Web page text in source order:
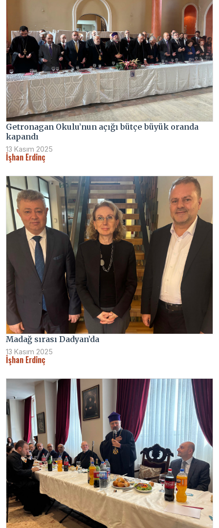
Getronagan Okulu’nun açığı bütçe büyük oranda
kapandı
13 Kasım 2025
İşhan Erdinç
Madağ sırası Dadyan’da
13 Kasım 2025
İşhan Erdinç